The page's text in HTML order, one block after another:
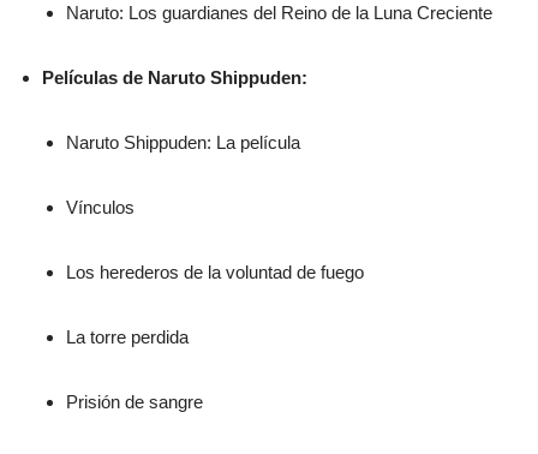
Naruto: Los guardianes del Reino de la Luna Creciente
Películas de Naruto Shippuden:
Naruto Shippuden: La película
Vínculos
Los herederos de la voluntad de fuego
La torre perdida
Prisión de sangre